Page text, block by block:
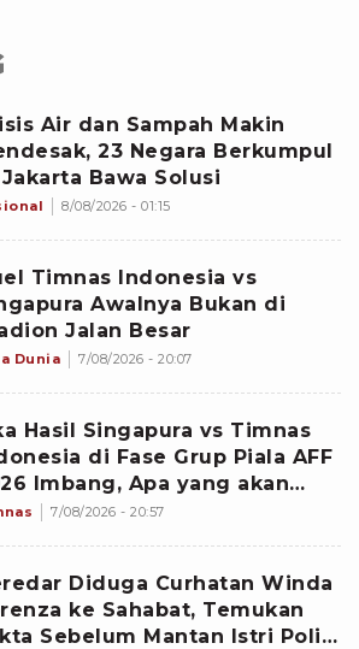
Air dan Sampah Makin
23 Negara Berkumpul
Bawa Solusi
8/08/2026 - 01:15
Timnas Indonesia vs
Awalnya Bukan di
Jalan Besar
Dunia 7/08/2026 - 20:07
Hasil Singapura vs Timnas
di Fase Grup Piala AFF
Imbang, Apa yang akan
7/08/2026 - 20:57
Diduga Curhatan Winda
ke Sahabat, Temukan
Sebelum Mantan Istri Polisi